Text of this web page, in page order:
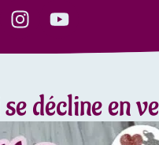
décline en